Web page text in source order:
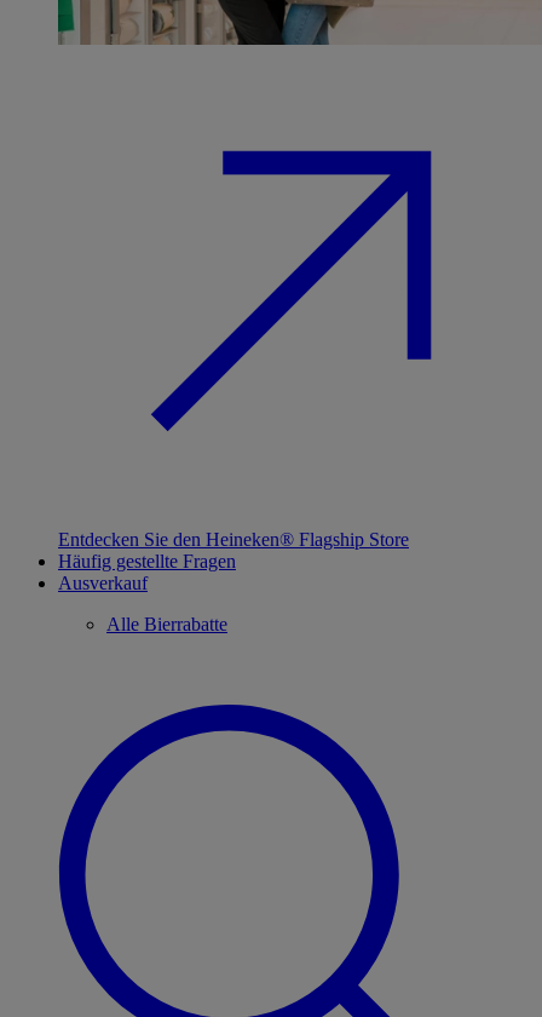
Entdecken Sie den Heineken® Flagship Store
Häufig gestellte Fragen
Ausverkauf
Alle Bierrabatte